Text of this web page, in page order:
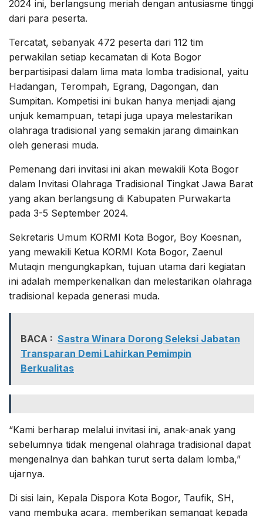
2024 ini, berlangsung meriah dengan antusiasme tinggi
dari para peserta.
Tercatat, sebanyak 472 peserta dari 112 tim
perwakilan setiap kecamatan di Kota Bogor
berpartisipasi dalam lima mata lomba tradisional, yaitu
Hadangan, Terompah, Egrang, Dagongan, dan
Sumpitan. Kompetisi ini bukan hanya menjadi ajang
unjuk kemampuan, tetapi juga upaya melestarikan
olahraga tradisional yang semakin jarang dimainkan
oleh generasi muda.
Pemenang dari invitasi ini akan mewakili Kota Bogor
dalam Invitasi Olahraga Tradisional Tingkat Jawa Barat
yang akan berlangsung di Kabupaten Purwakarta
pada 3-5 September 2024.
Sekretaris Umum KORMI Kota Bogor, Boy Koesnan,
yang mewakili Ketua KORMI Kota Bogor, Zaenul
Mutaqin mengungkapkan, tujuan utama dari kegiatan
ini adalah memperkenalkan dan melestarikan olahraga
tradisional kepada generasi muda.
BACA : Sastra Winara Dorong Seleksi Jabatan
Transparan Demi Lahirkan Pemimpin
Berkualitas
“Kami berharap melalui invitasi ini, anak-anak yang
sebelumnya tidak mengenal olahraga tradisional dapat
mengenalnya dan bahkan turut serta dalam lomba,”
ujarnya.
Di sisi lain, Kepala Dispora Kota Bogor, Taufik, SH,
yang membuka acara, memberikan semangat kepada